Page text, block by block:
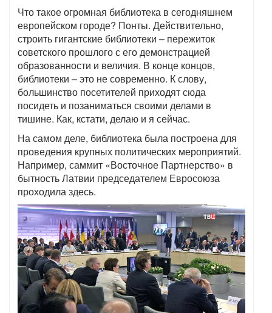
Что такое огромная библиотека в сегодняшнем
европейском городе? Понты. Действительно,
строить гигантские библиотеки – пережиток
советского прошлого с его демонстрацией
образованности и величия. В конце концов,
библиотеки – это не современно. К слову,
большинство посетителей приходят сюда
посидеть и позаниматься своими делами в
тишине. Как, кстати, делаю и я сейчас.
На самом деле, библиотека была построена для
проведения крупных политических мероприятий.
Например, саммит «Восточное Партнерство» в
бытность Латвии председателем Евросоюза
проходила здесь.